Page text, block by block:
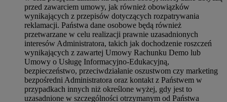
przed zawarciem umowy, jak również obowiązków
wynikających z przepisów dotyczących rozpatrywania
reklamacji. Państwa dane osobowe będą również
przetwarzane w celu realizacji prawnie uzasadnionych
interesów Administratora, takich jak dochodzenie roszczeń
wynikających z zawartej Umowy Rachunku Demo lub
Umowy o Usługę Informacyjno-Edukacyjną,
bezpieczeństwo, przeciwdziałanie oszustwom czy marketing
bezpośredni Administratora oraz kontakt z Państwem w
przypadkach innych niż określone wyżej, gdy jest to
uzasadnione w szczególności otrzymanym od Państwa